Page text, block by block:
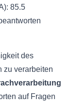
85.5
des
zu verarbeiten
auf Fragen